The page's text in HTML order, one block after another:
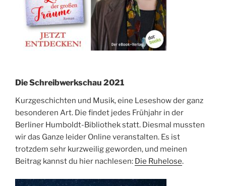
Die Schreibwerkschau 2021
Kurzgeschichten und Musik, eine Leseshow der ganz
besonderen Art. Die findet jedes Frühjahr in der
Berliner Humboldt-Bibliothek statt. Diesmal mussten
wir das Ganze leider Online veranstalten. Es ist
trotzdem sehr kurzweilig geworden, und meinen
Beitrag kannst du hier nachlesen: Die Ruhelose.